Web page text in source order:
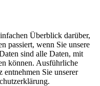
Überblick darüber,
passiert, wenn Sie unsere
sind alle Daten, mit
können. Ausführliche
Sie unserer